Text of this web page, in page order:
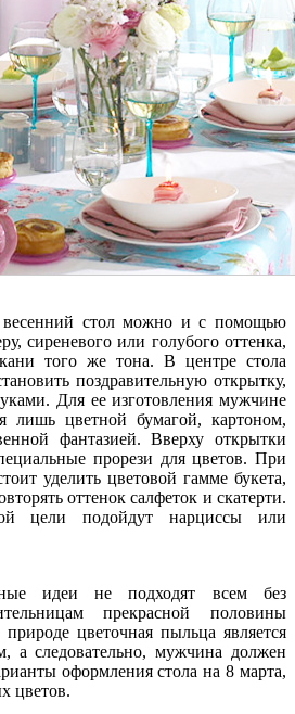
весенний стол можно и с помощью
сиреневого или голубого оттенка,
того же тона. В центре стола
поздравительную открытку,
Для ее изготовления мужчине
лишь цветной бумагой, картоном,
фантазией. Вверху открытки
прорези для цветов. При
уделить цветовой гамме букета,
оттенок салфеток и скатерти.
цели подойдут нарциссы или
идеи не подходят всем без
прекрасной половины
цветочная пыльца является
а следовательно, мужчина должен
оформления стола на 8 марта,
цветов.